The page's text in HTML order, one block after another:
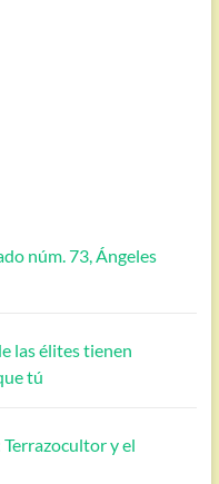
núm. 73, Ángeles
las élites tienen
tú
y el